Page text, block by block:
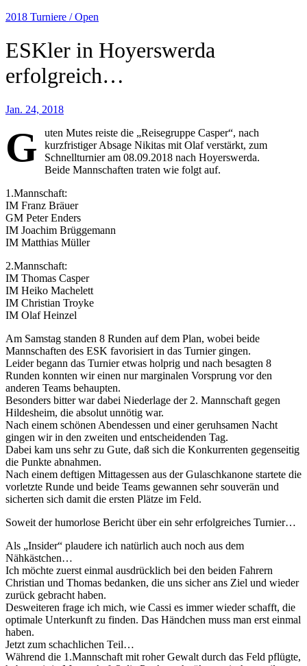
2018 Turniere / Open
ESKler in Hoyerswerda
erfolgreich…
Jan. 24, 2018
G
uten Mutes reiste die „Reisegruppe Casper“, nach
kurzfristiger Absage Nikitas mit Olaf verstärkt, zum
Schnellturnier am 08.09.2018 nach Hoyerswerda.
Beide Mannschaften traten wie folgt auf.
1.Mannschaft:
IM Franz Bräuer
GM Peter Enders
IM Joachim Brüggemann
IM Matthias Müller
2.Mannschaft:
IM Thomas Casper
IM Heiko Machelett
IM Christian Troyke
IM Olaf Heinzel
Am Samstag standen 8 Runden auf dem Plan, wobei beide
Mannschaften des ESK favorisiert in das Turnier gingen.
Leider begann das Turnier etwas holprig und nach besagten 8
Runden konnten wir einen nur marginalen Vorsprung vor den
anderen Teams behaupten.
Besonders bitter war dabei Niederlage der 2. Mannschaft gegen
Hildesheim, die absolut unnötig war.
Nach einem schönen Abendessen und einer geruhsamen Nacht
gingen wir in den zweiten und entscheidenden Tag.
Dabei kam uns sehr zu Gute, daß sich die Konkurrenten gegenseitig
die Punkte abnahmen.
Nach einem deftigen Mittagessen aus der Gulaschkanone startete die
vorletzte Runde und beide Teams gewannen sehr souverän und
sicherten sich damit die ersten Plätze im Feld.
Soweit der humorlose Bericht über ein sehr erfolgreiches Turnier…
Als „Insider“ plaudere ich natürlich auch noch aus dem
Nähkästchen…
Ich möchte zuerst einmal ausdrücklich bei den beiden Fahrern
Christian und Thomas bedanken, die uns sicher ans Ziel und wieder
zurück gebracht haben.
Desweiteren frage ich mich, wie Cassi es immer wieder schafft, die
optimale Unterkunft zu finden. Das Händchen muss man erst einmal
haben.
Jetzt zum schachlichen Teil…
Während die 1.Mannschaft mit roher Gewalt durch das Feld pflügte,